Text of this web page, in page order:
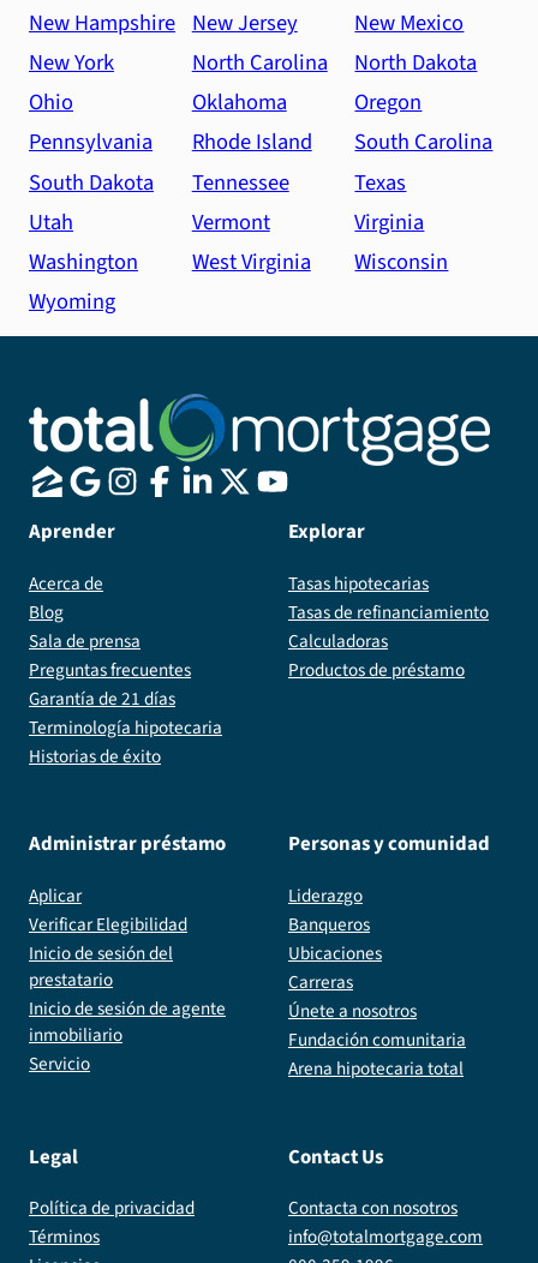
New Hampshire New Jersey
New Mexico
New York
North Carolina
North Dakota
Ohio
Oklahoma
Oregon
Pennsylvania
Rhode Island
South Carolina
South Dakota
Tennessee
Texas
Utah
Vermont
Virginia
Washington
West Virginia
Wisconsin
Wyoming
Aprender
Acerca de
Blog
Sala de prensa
Preguntas frecuentes
Garantía de 21 días
Terminología hipotecaria
Historias de éxito
Explorar
Tasas hipotecarias
Tasas de refinanciamiento
Calculadoras
Productos de préstamo
Administrar préstamo
Aplicar
Verificar Elegibilidad
Inicio de sesión del
prestatario
Inicio de sesión de agente
inmobiliario
Servicio
Personas y comunidad
Liderazgo
Banqueros
Ubicaciones
Carreras
Únete a nosotros
Fundación comunitaria
Arena hipotecaria total
Legal
Política de privacidad
Términos
Contact Us
Contacta con nosotros
info@totalmortgage.com